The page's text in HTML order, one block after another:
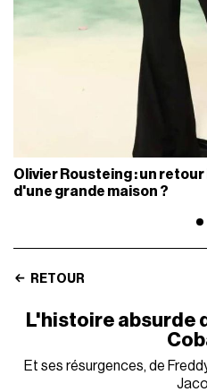
Olivier Rousteing : un
d'une grande maison ?
RETOUR
L'histoire absurde
Et ses résurgences, de